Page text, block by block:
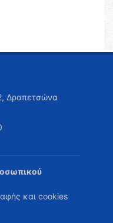
Δραπετσώνα
και cookies